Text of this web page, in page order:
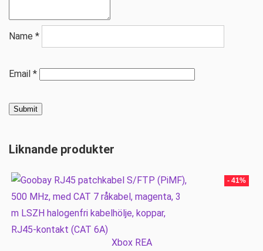
Name *
Email *
Liknande produkter
- 41%
Xbox REA